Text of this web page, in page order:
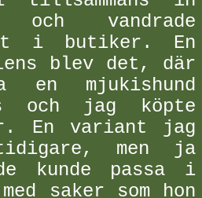
vandrade
i butiker. En
blev det, där
en mjukishund
jag köpte
En variant jag
men ja
kunde passa i
saker som hon